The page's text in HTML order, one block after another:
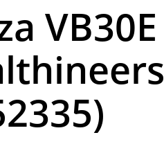
VB30E